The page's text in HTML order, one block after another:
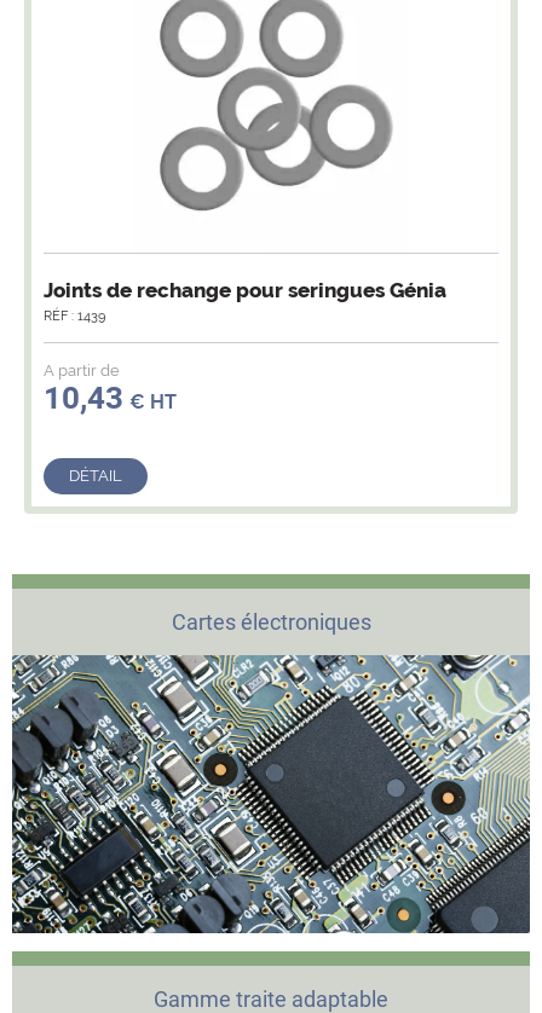
Joints de rechange pour seringues Génia
RÉF : 1439
A partir de
10,43 € HT
DÉTAIL
Cartes électroniques
Gamme traite adaptable